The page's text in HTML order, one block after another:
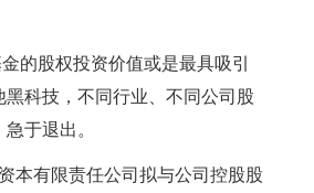
的股权投资价值或是最具吸引
科技，不同行业、不同公司股
于退出。
本有限责任公司拟与公司控股股